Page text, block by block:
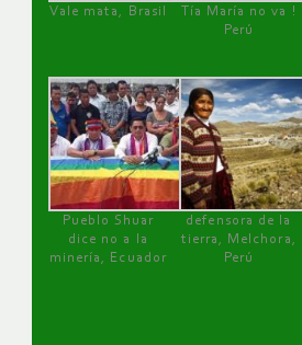
Vale mata, Brasil
Tía María no va !
Perú
Pueblo Shuar
dice no a la
minería, Ecuador
defensora de la
tierra, Melchora,
Perú